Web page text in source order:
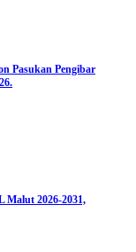
Pasukan Pengibar
Malut 2026-2031,